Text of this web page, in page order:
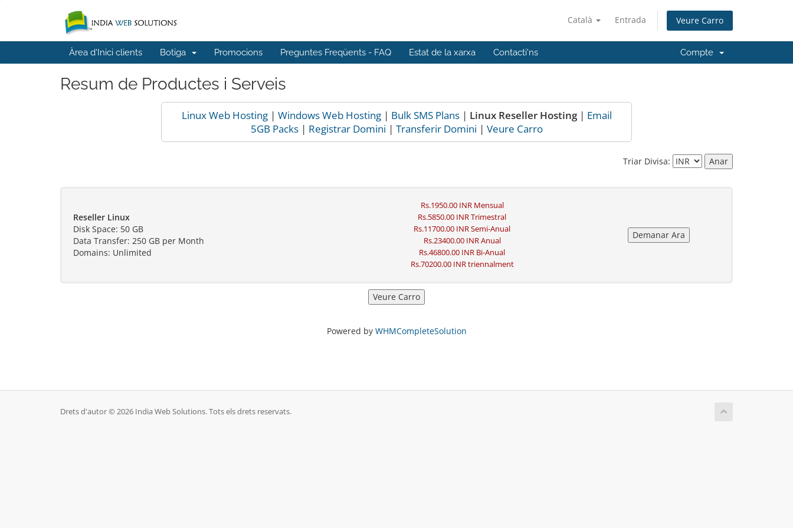
Català Entrada Veure Carro
Àrea d'Inici clients Botiga Promocions Preguntes Freqüents - FAQ Estat de la xarxa Contacti'ns Compte
Resum de Productes i Serveis
Linux Web Hosting| Windows Web Hosting| Bulk SMS Plans| Linux Reseller Hosting| Email
5GB Packs| Registrar Domini | Transferir Domini | Veure Carro
Triar Divisa:
Reseller Linux
Disk Space: 50 GB
Data Transfer: 250 GB per Month
Domains: Unlimited
Rs.1950.00 INR Mensual
Rs.5850.00 INR Trimestral
Rs.11700.00 INR Semi-Anual
Rs.23400.00 INR Anual
Rs.46800.00 INR Bi-Anual
Rs.70200.00 INR triennalment
Powered by WHMCompleteSolution
Drets d'autor © 2026 India Web Solutions. Tots els drets reservats.